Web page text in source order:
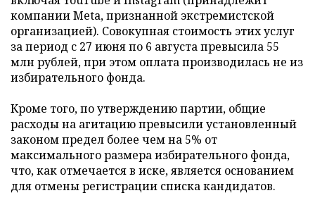
компании Meta, признанной экстремистской
организацией). Совокупная стоимость этих услуг
за период с 27 июня по 6 августа превысила 55
млн рублей, при этом оплата производилась не из
избирательного фонда.
Кроме того, по утверждению партии, общие
расходы на агитацию превысили установленный
законом предел более чем на 5% от
максимального размера избирательного фонда,
что, как отмечается в иске, является основанием
для отмены регистрации списка кандидатов.